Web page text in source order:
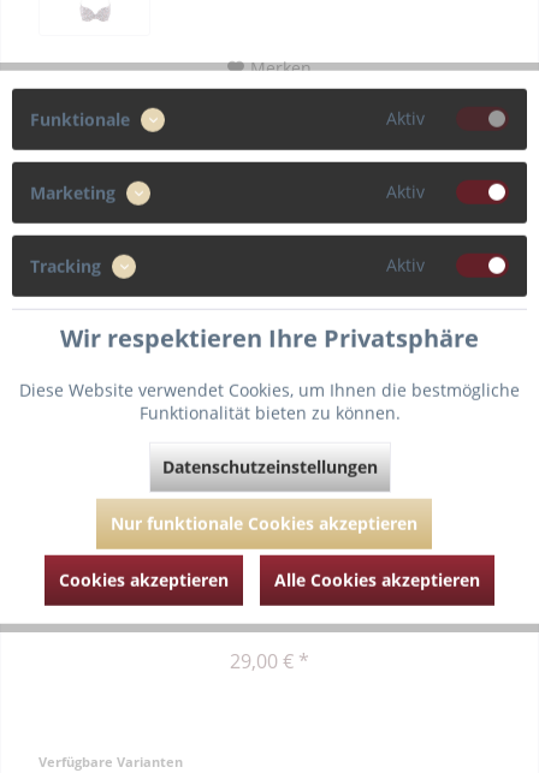
Merken
Die Elle Hose ist die perfekte Ergänzung zum Elle Balconette
Bikini mit einem Schleifchen am Saum.
29,00 € *
Verfügbare Varianten
Funktionale Aktiv
Marketing Aktiv
Tracking Aktiv
Wir respektieren Ihre Privatsphäre
Diese Website verwendet Cookies, um Ihnen die bestmögliche
Funktionalität bieten zu können.
Datenschutzeinstellungen
Nur funktionale Cookies akzeptieren
Cookies akzeptieren Alle Cookies akzeptieren